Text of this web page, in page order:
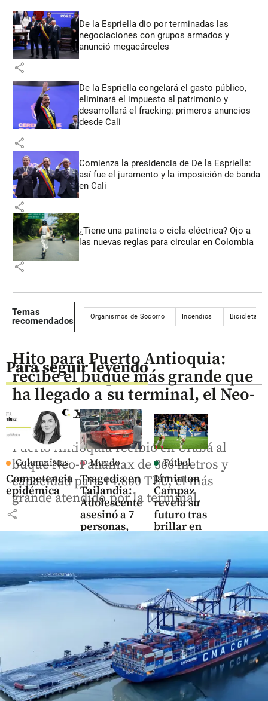
De la Espriella dio por terminadas las
negociaciones con grupos armados y
anunció megacárceles
share
De la Espriella congelará el gasto público,
eliminará el impuesto al patrimonio y
desarrollará el fracking: primeros anuncios
desde Cali
share
Comienza la presidencia de De la Espriella:
así fue el juramento y la imposición de banda
en Cali
share
¿Tiene una patineta o cicla eléctrica? Ojo a
las nuevas reglas para circular en Colombia
share
Temas
recomendados
Organismos de Socorro Incendios Bicicletas
Para seguir leyendo
Columnistas
Competencia
epidémica
share
Mundo
Tragedia en
Tailandia:
Adolescente
asesinó a 7
personas,
hace 9 horasshare
Fútbol
Jáminton
Campaz
revela su
futuro tras
brillar en
salir por la
puerta
grande”
share
Deportes
Hito para Puerto Antioquia:
recibe el buque más grande que
ha llegado a su terminal, el Neo-
Panamax
Puerto Antioquia recibió en Urabá al
buque Neo-Panamax de 366 metros y
capacidad para 14.800 TEU, el más
grande atendido por la terminal.